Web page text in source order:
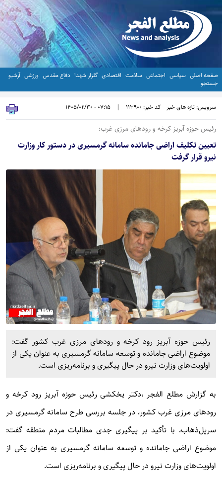
صفحه اصلی سیاسی اجتماعی سلامت اقتصادی گلزار شهدا دفاع مقدس ورزشی آرشیو
جستجو
سرویس: تازه های خبر کد خبر: 113900 |
07:15 - 1405/02/30
رئیس حوزه آبریز کرخه و رودهای مرزی غرب:
تعیین تکلیف اراضی جامانده سامانه گرمسیری در دستور کار وزارت
نیرو قرار گرفت
رئیس حوزه آبریز رود کرخه و رودهای مرزی غرب کشور گفت:
موضوع اراضی جامانده و توسعه سامانه گرمسیری به عنوان یکی از
اولویت‌های وزارت نیرو در حال پیگیری و برنامه‌ریزی است.
به گزارش مطلع الفجر ،دکتر یخکشی رئیس حوزه آبریز رود کرخه و
رودهای مرزی غرب کشور، در جلسه بررسی طرح سامانه گرمسیری در
سرپل‌ذهاب، با تأکید بر پیگیری جدی مطالبات مردم منطقه گفت:
موضوع اراضی جامانده و توسعه سامانه گرمسیری به عنوان یکی از
اولویت‌های وزارت نیرو در حال پیگیری و برنامه‌ریزی است.